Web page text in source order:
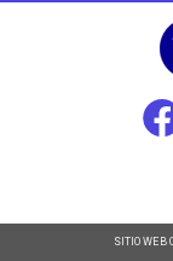
SITIO WEB